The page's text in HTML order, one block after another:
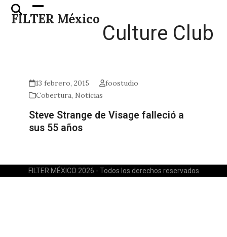
Skip
FILTER México
Open
mobile
Close
mobile
Culture Club
13 febrero, 2015
foostudio
Cobertura, Noticias
Steve Strange de Visage falleció a
sus 55 años
FILTER MÉXICO 2026 - Todos los derechos reservados